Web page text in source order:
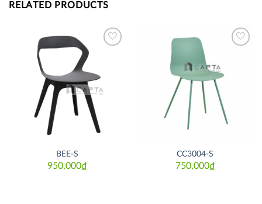
RELATED PRODUCTS
BEE-S
950,000₫
CC3004-S
750,000₫